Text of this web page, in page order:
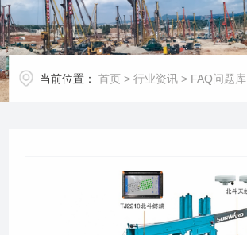
解决方案
项目案例
关于我们
当前位置： 首页 >行业资讯 > FAQ问题库